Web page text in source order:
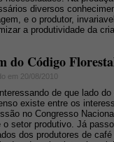
diversos
e o produtor,
a produtividade da
do Código
em 20/08/2010
de que lado
existe entre os
no Congresso
o setor produtivo. Já
dos produtores de